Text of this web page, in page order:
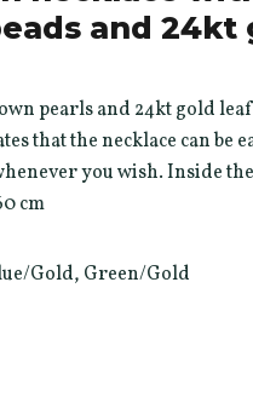
and 24kt
pearls and 24kt gold leaf
that the necklace can be
you wish. Inside
cm
Gold, Green/Gold